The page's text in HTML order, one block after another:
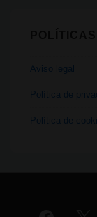
Aviso legal
Política de
Política de